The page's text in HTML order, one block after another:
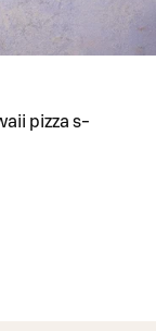
pizza s-